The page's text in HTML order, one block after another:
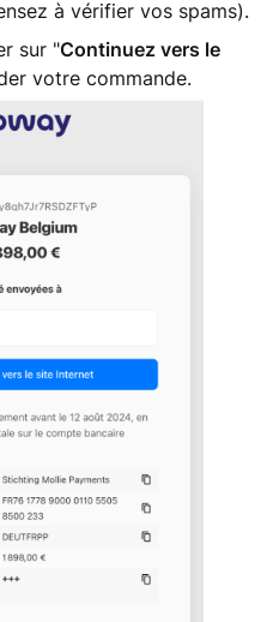
à vérifier vos spams).
sur "Continuez vers le
votre commande.